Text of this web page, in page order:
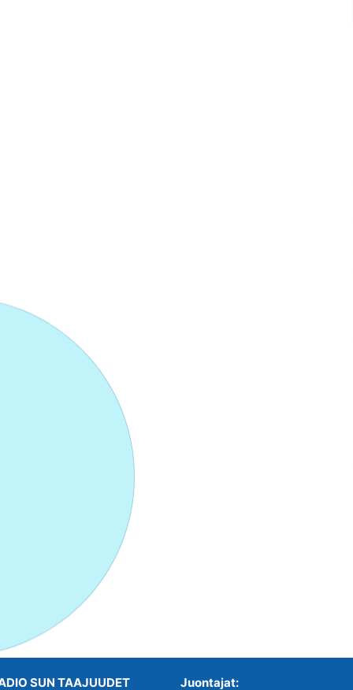
SUN TAAJUUDET Juontajat: